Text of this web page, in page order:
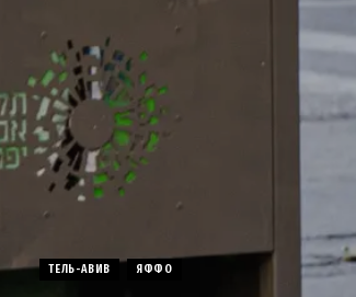
ТЕЛЬ-АВИВ ЯФФО